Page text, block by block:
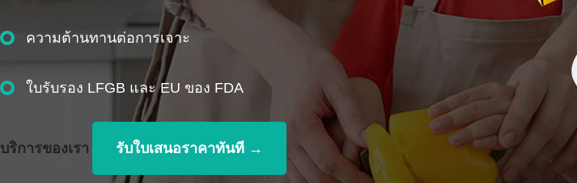
มีความยืดหยุ่นดี
ประสิทธิภาพสูง หน่วยความจำสูง
ความต้านทานต่อการเจาะ
ใบรับรอง LFGB และ FDA、EU
ความต้านทานต่อการเจาะ
ใบรับรอง LFGB และ EU ของ FDA
บริการของเรา รับใบเสนอราคาทันที →
มีความยืดหยุ่นดี
ประสิทธิภาพสูง หน่วยความจำสูง
ความต้านทานต่อการเจาะ
ใบรับรอง LFGB และ FDA、EU